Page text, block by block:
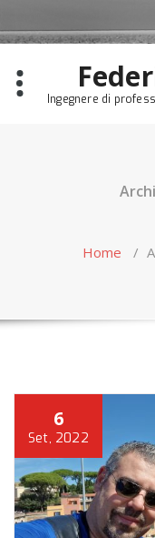
to
content
Ingegnere di
Home /
6
Set, 2022